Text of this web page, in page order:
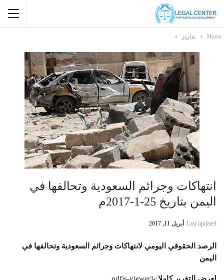
Home تقارير
انتهاكات وجرائم السعودية وتحالفها في
اليمن بتاريخ 25-1-2017م
Last updated أبريل 11, 2017
الرصد الحقوقي اليومي لانتهاكات وجرائم السعودية وتحالفها في
اليمن